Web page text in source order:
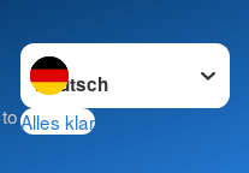
Sprache wechseln zu
Alles klar